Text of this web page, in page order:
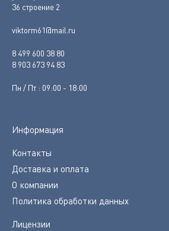
36 строение 2
viktorm61@mail.ru
8 499 600 38 80
8 903 673 94 83
Пн / Пт : 09:00 - 18:00
Информация
Контакты
Доставка и оплата
О компании
Политика обработки данных
Лицензии